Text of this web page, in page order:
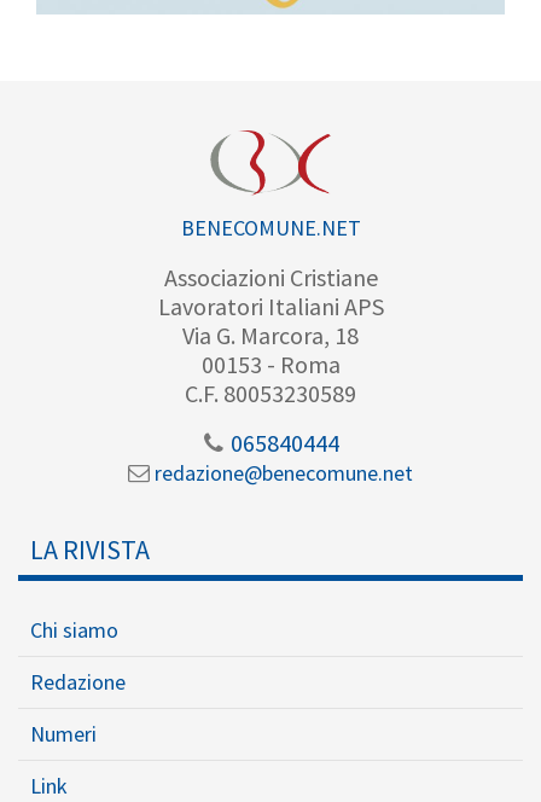
BENECOMUNE.NET
Associazioni Cristiane
Lavoratori Italiani APS
Via G. Marcora, 18
00153 - Roma
C.F. 80053230589
065840444
redazione@benecomune.net
LA RIVISTA
Chi siamo
Redazione
Numeri
Link